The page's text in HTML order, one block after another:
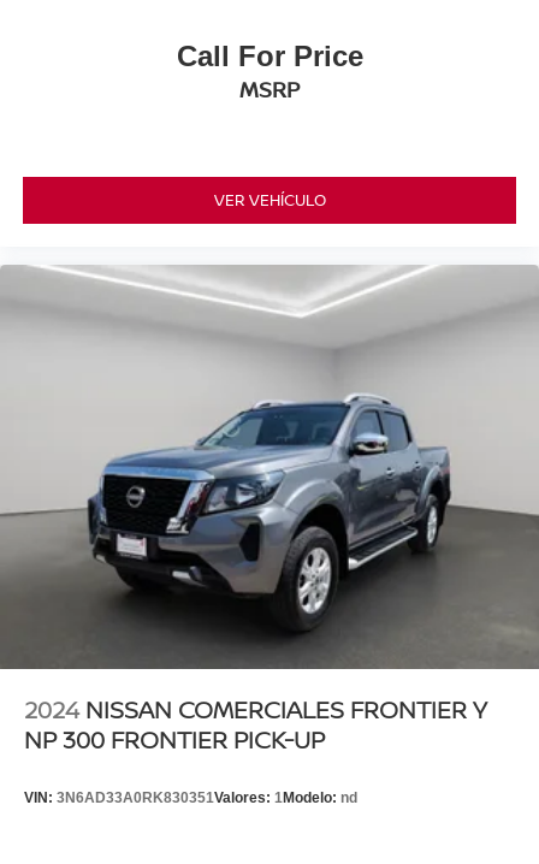
Call For Price
MSRP
VER VEHÍCULO
2024 NISSAN COMERCIALES FRONTIER Y
NP 300 FRONTIER PICK-UP
VIN: 3N6AD33A0RK830351Valores: 1Modelo: nd